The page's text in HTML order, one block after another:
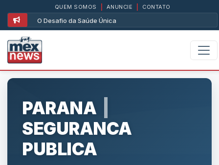
O Desafio da Saúde Única
QUEM SOMOS ANUNCIE CONTATO
PARANA
SEGURANCA
PUBLICA